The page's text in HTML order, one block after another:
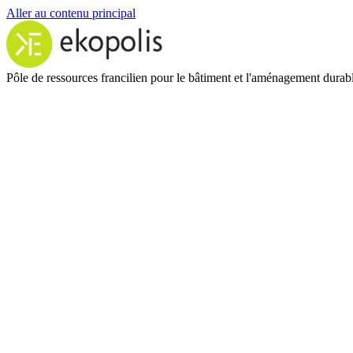
Aller au contenu principal
Pôle de ressources francilien pour le bâtiment et l'aménagement